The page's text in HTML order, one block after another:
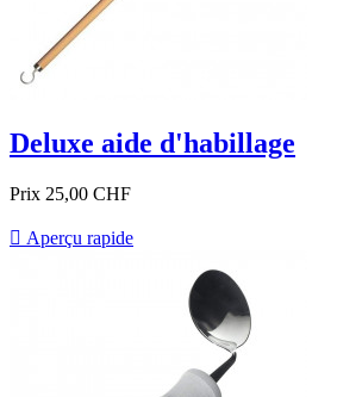
Deluxe aide d'habillage
Prix 25,00 CHF
 Aperçu rapide